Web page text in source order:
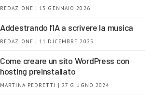
REDAZIONE | 13 GENNAIO 2026
Addestrando l’IA a scrivere la musica
REDAZIONE | 11 DICEMBRE 2025
Come creare un sito WordPress con
hosting preinstallato
MARTINA PEDRETTI | 27 GIUGNO 2024